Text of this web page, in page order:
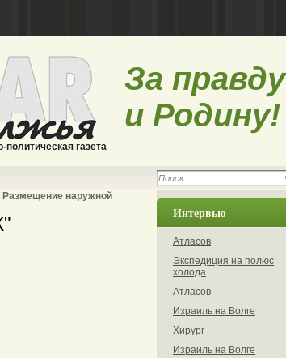
газета
За правду
и Родину!
Размещение наружной
Интервью
Атласов
Экспедиция на полюс
холода
Атласов
Израиль на Волге
Хирург
Израиль на Волге